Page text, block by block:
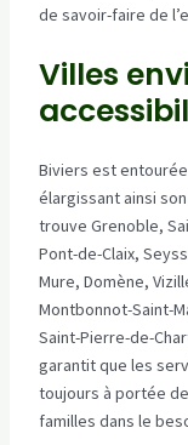
de savoir-faire de
Villes
Biviers est
élargissant ainsi
trouve Grenoble,
Pont-de-Claix,
Mure, Domène,
Montbonnot-Saint-
Saint-Pierre-de-
garantit que les
toujours à portée
familles dans le